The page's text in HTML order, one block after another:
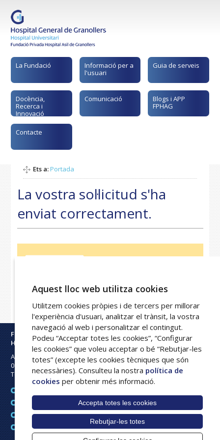
La Fundació
Informació per a
l'usuari
Guia de serveis
Docència,
Recerca i
Innovació
Comunicació
Blogs i APP
FPHAG
Contacte
Ets a:Portada
La vostra sol·licitud s'ha
enviat correctament.
Fundació Privada
Hospital Asil de Granollers
Avinguda Francesc Ribas s/n
08402
Granollers
Tel:
93 842 50 00
Política de cookies
Intranet
Aquest lloc web utilitza cookies
Utilitzem cookies pròpies i de tercers per millorar
l'experiència d'usuari, analitzar el trànsit, la vostra
navegació al web i personalitzar el contingut.
Podeu “Acceptar totes les cookies”, “Configurar
les cookies” que voleu acceptar o bé “Rebutjar-les
totes” (excepte les cookies tècniques que són
necessàries). Consulteu la nostra política de
cookies per obtenir més informació.
Accepta totes les cookies
Rebutjar-les totes